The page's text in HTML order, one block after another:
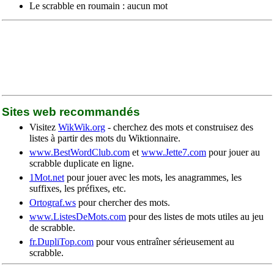
Le scrabble en roumain : aucun mot
Sites web recommandés
Visitez WikWik.org - cherchez des mots et construisez des
listes à partir des mots du Wiktionnaire.
www.BestWordClub.com et www.Jette7.com pour jouer au
scrabble duplicate en ligne.
1Mot.net pour jouer avec les mots, les anagrammes, les
suffixes, les préfixes, etc.
Ortograf.ws pour chercher des mots.
www.ListesDeMots.com pour des listes de mots utiles au jeu
de scrabble.
fr.DupliTop.com pour vous entraîner sérieusement au
scrabble.